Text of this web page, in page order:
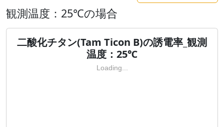
観測温度：25℃の場合
二酸化チタン(Tam Ticon B)の誘電率_観測
温度：25℃
Loading...